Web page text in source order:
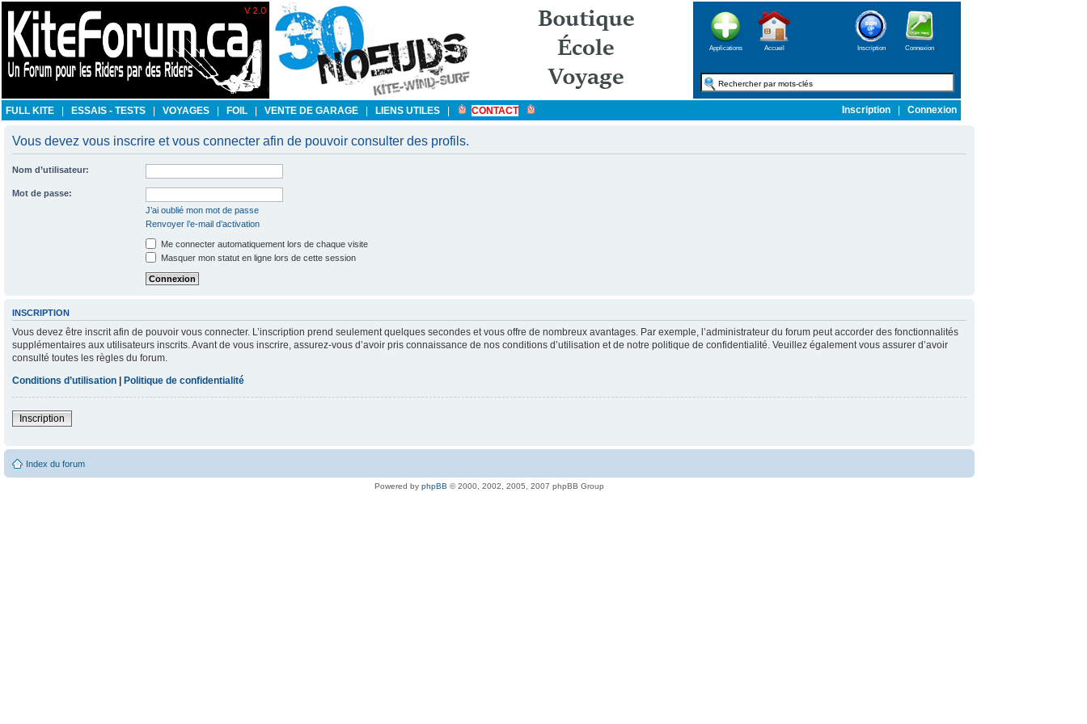
Applications Accueil Inscription Connexion
FULL KITE ESSAIS - TESTS VOYAGES FOIL VENTE DE GARAGE LIENS UTILES CONTACT Inscription Connexion
Vous devez vous inscrire et vous connecter afin de pouvoir consulter des profils.
Nom d’utilisateur:
Mot de passe:
J’ai oublié mon mot de passe
Renvoyer l’e-mail d’activation
Me connecter automatiquement lors de chaque visite
Masquer mon statut en ligne lors de cette session
INSCRIPTION
Vous devez être inscrit afin de pouvoir vous connecter. L’inscription prend seulement quelques secondes et vous offre de nombreux avantages. Par exemple, l’administrateur du forum peut accorder des fonctionnalités
supplémentaires aux utilisateurs inscrits. Avant de vous inscrire, assurez-vous d’avoir pris connaissance de nos conditions d’utilisation et de notre politique de confidentialité. Veuillez également vous assurer d’avoir
consulté toutes les règles du forum.
Conditions d’utilisation | Politique de confidentialité
Inscription
Index du forum
Powered by phpBB © 2000, 2002, 2005, 2007 phpBB Group